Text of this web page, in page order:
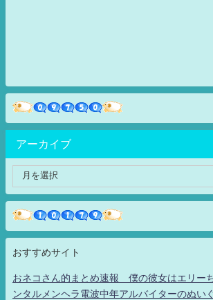
アーカイブ
おすすめサイト
おネコさん的まとめ速報 僕の彼女はエリー
ンタルメンヘラ電波中年アルバイターのぬい